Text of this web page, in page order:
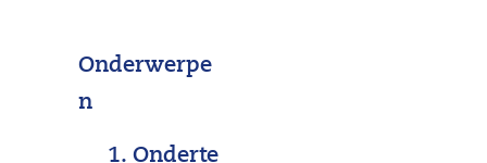
n
Onderwerpe
n
Onderte